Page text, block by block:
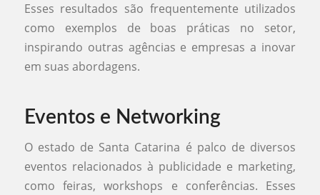
Esses resultados são frequentemente utilizados
como exemplos de boas práticas no setor,
inspirando outras agências e empresas a inovar
em suas abordagens.
Eventos e Networking
O estado de Santa Catarina é palco de diversos
eventos relacionados à publicidade e marketing,
como feiras, workshops e conferências. Esses